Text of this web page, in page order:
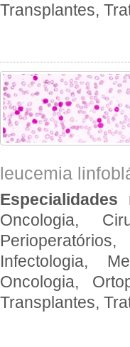
Transplantes,
leucemia
Especialidades
Oncologia,
Infectologia,
Oncologia,
Transplantes,